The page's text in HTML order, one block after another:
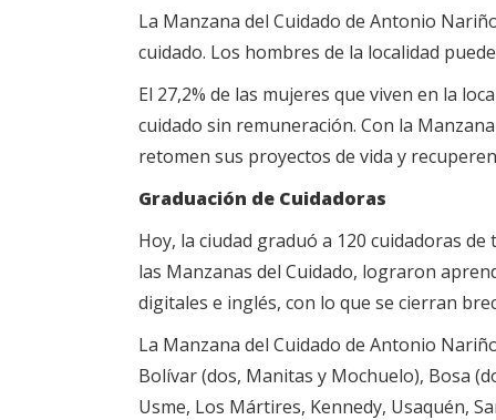
La Manzana del Cuidado de Antonio
cuidado. Los hombres de la localidad
El 27,2% de las mujeres que viven en la
cuidado sin remuneración. Con la
retomen sus proyectos de vida y
Graduación de Cuidadoras
Hoy, la ciudad graduó a 120 cuidadoras
las Manzanas del Cuidado, lograron
digitales e inglés, con lo que se cierran
La Manzana del Cuidado de Antonio
Bolívar (dos, Manitas y Mochuelo), Bosa
Usme, Los Mártires, Kennedy, Usaquén,